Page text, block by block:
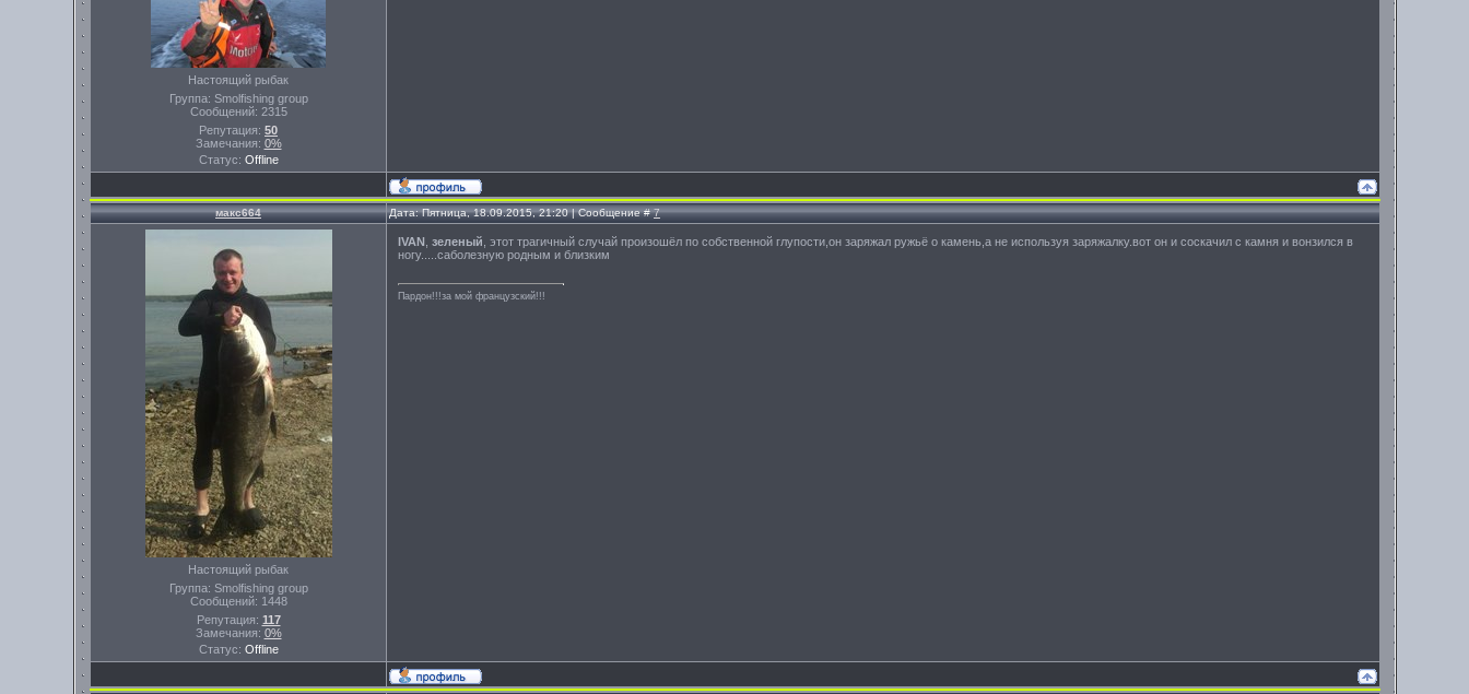
Настоящий рыбак
Группа: Smolfishing group
Сообщений: 2315
Репутация: 50
Замечания: 0%
Статус: Offline
макс664 Дата: Пятница, 18.09.2015, 21:20 | Сообщение #7
Настоящий рыбак
Группа: Smolfishing group
Сообщений: 1448
Репутация: 117
Замечания: 0%
Статус: Offline
IVAN зеленый , этот трагичный случай произошёл по собственной глупости,он заряжал ружьё о камень,а не используя заряжалку.вот он и соскачил с камня и вонзился в
ногу.....саболезную родным и близким
Пардон!!!за мой французский!!!